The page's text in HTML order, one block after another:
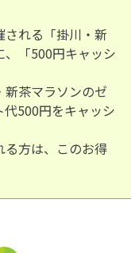
れる「掛川・新
「500円キャッシ
茶マラソンのゼ
500円をキャッシ
る方は、このお得